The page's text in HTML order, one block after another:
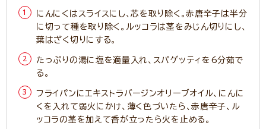
にんにくはスライスにし、芯を取り除く。赤唐辛子は半分
に切って種を取り除く。ルッコラは茎をみじん切りにし、
葉はざく切りにする。
たっぷりの湯に塩を適量入れ、スパゲッティを6分茹で
る。
フライパンにエキストラバージンオリーブオイル、にんに
くを入れて弱火にかけ、薄く色づいたら、赤唐辛子、ル
ッコラの茎を加えて香が立ったら火を止める。